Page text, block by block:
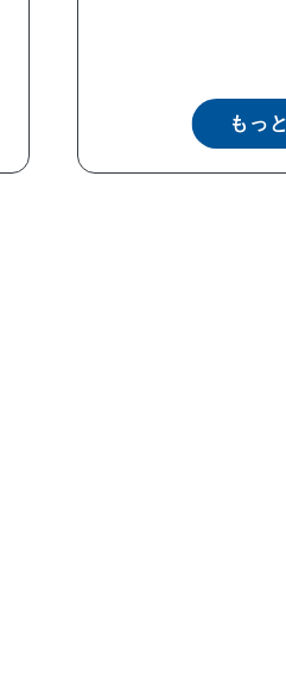
もっ